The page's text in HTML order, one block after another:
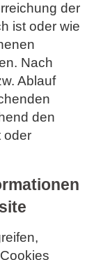
der
ist oder wie
Nach
Ablauf
den
oder